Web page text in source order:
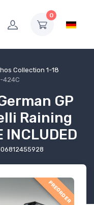
0
Collection 1-18
424C
GP
Raining
INCLUDED
PREORDER